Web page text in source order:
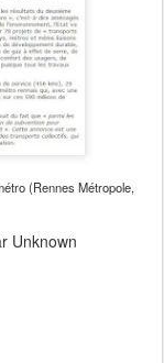
(Rennes Métropole,
Unknown